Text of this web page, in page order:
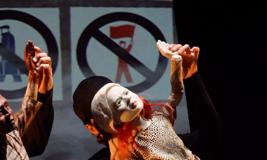
Réservez en ligne
Abonnez-vous en ligne
LE TNN
PRÉSENTATION
Muriel Mayette-Holtz